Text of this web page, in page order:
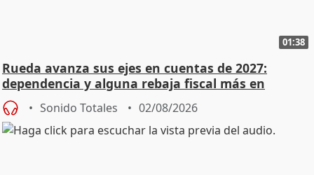
01:38
Rueda avanza sus ejes en cuentas de 2027:
dependencia y alguna rebaja fiscal más en
vivienda
Sonido Totales 02/08/2026